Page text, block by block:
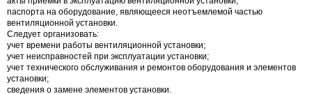
паспорта на оборудование, являющееся неотъемлемой частью
вентиляционной установки.
Следует организовать:
учет времени работы вентиляционной установки;
учет неисправностей при эксплуатации установки;
учет технического обслуживания и ремонтов оборудования и элементов
установки;
сведения о замене элементов установки.